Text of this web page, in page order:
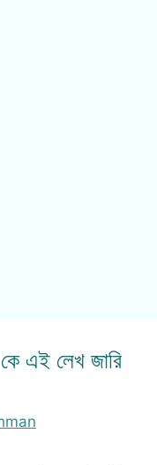
কে এই লেখ জারি